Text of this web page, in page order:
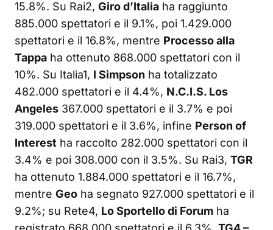
15.8%. Su Rai2, Giro d’Italia ha raggiunto
885.000 spettatori e il 9.1%, poi 1.429.000
spettatori e il 16.8%, mentre Processo alla
Tappa ha ottenuto 868.000 spettatori con il
10%. Su Italia1, I Simpson ha totalizzato
482.000 spettatori e il 4.4%, N.C.I.S. Los
Angeles 367.000 spettatori e il 3.7% e poi
319.000 spettatori e il 3.6%, infine Person of
Interest ha raccolto 282.000 spettatori con il
3.4% e poi 308.000 con il 3.5%. Su Rai3, TGR
ha ottenuto 1.884.000 spettatori e il 16.7%,
mentre Geo ha segnato 927.000 spettatori e il
9.2%; su Rete4, Lo Sportello di Forum ha